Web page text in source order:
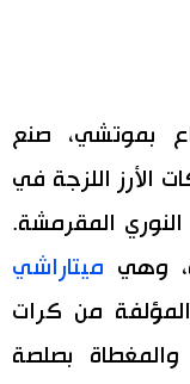
بموتشي، صنع
اللزجة في
المقرمشة.
وهي ميتاراشي
المؤلفة من كرات
والمغطاة بصلصة